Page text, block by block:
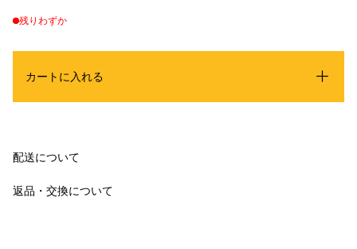
残りわずか
カートに入れる
配送について
返品・交換について